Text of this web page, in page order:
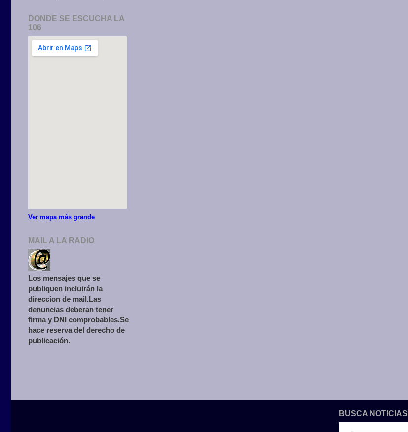
DONDE SE ESCUCHA LA
106
Ver mapa más grande
MAIL A LA RADIO
Los mensajes que se
publiquen incluirán la
direccion de mail.Las
denuncias deberan tener
firma y DNI comprobables.Se
hace reserva del derecho de
publicación.
BUSCA